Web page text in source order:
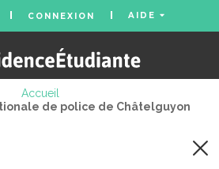
CONNEXION AIDE
Accueil
de police de Châtelguyon